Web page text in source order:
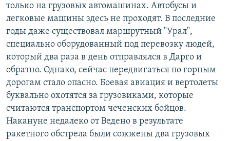
Все сайты РСЕ/РС
только на грузовых автомашинах. Автобусы и
легковые машины здесь не проходят. В последние
годы даже существовал маршрутный "Урал",
специально оборудованный под перевозку людей,
который два раза в день отправлялся в Дарго и
обратно. Однако, сейчас передвигаться по горным
дорогам стало опасно. Боевая авиация и вертолеты
буквально охотятся за грузовиками, которые
считаются транспортом чеченских бойцов.
Накануне недалеко от Ведено в результате
ракетного обстрела были сожжены два грузовых